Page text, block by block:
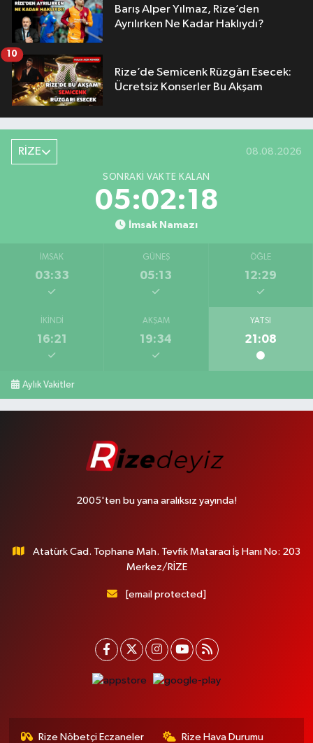
Barış Alper Yılmaz, Rize’den
Ayrılırken Ne Kadar Haklıydı?
Rize’de Semicenk Rüzgârı Esecek:
Ücretsiz Konserler Bu Akşam
10
RİZE 08.08.2026
SONRAKI VAKTE KALAN
05:02:18
İmsak Namazı
İMSAK
03:33
GÜNEŞ
05:13
ÖĞLE
12:29
İKINDI
16:21
AKŞAM
19:34
YATSI
21:08
Aylık Vakitler
2005'ten bu yana aralıksız yayında!
Atatürk Cad. Tophane Mah. Tevfik Mataracı İş Hanı No: 203
Merkez/RİZE
[email protected]
Rize Nöbetçi Eczaneler Rize Hava Durumu